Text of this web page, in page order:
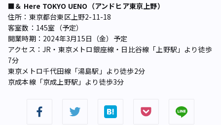
■＆ Here TOKYO UENO（アンドヒア東京上野）
住所：東京都台東区上野2-11-18
客室数：145室（予定）
開業時期：2024年3月15日（金）予定
アクセス：JR・東京メトロ銀座線・日比谷線「上野駅」より徒歩
7分
東京メトロ千代田線「湯島駅」より徒歩2分
京成本線「京成上野駅」より徒歩3分